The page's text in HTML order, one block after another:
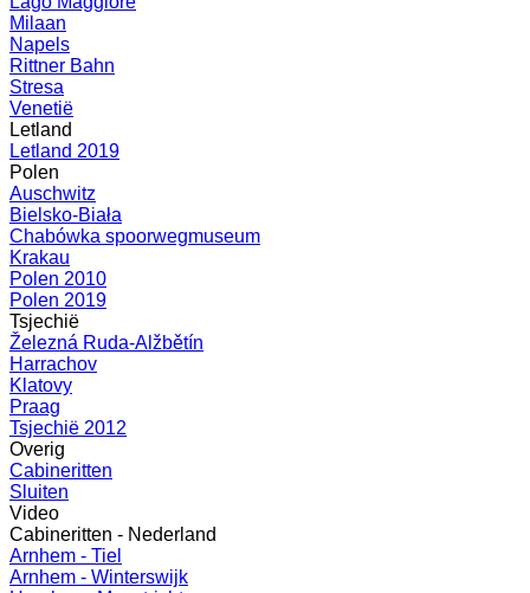
Milaan
Napels
Rittner Bahn
Stresa
Venetië
Letland
Letland 2019
Polen
Auschwitz
Bielsko-Biała
Chabówka spoorwegmuseum
Krakau
Polen 2010
Polen 2019
Tsjechië
Železná Ruda-Alžbětín
Harrachov
Klatovy
Praag
Tsjechië 2012
Overig
Cabineritten
Sluiten
Video
Cabineritten - Nederland
Arnhem - Tiel
Arnhem - Winterswijk